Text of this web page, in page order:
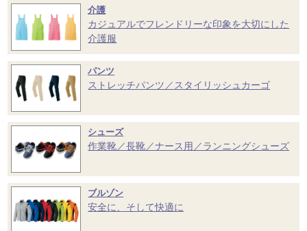
介護
カジュアルでフレンドリーな印象を大切にした
介護服
パンツ
ストレッチパンツ／スタイリッシュカーゴ
シューズ
作業靴／長靴／ナース用／ランニングシューズ
ブルゾン
安全に、そして快適に